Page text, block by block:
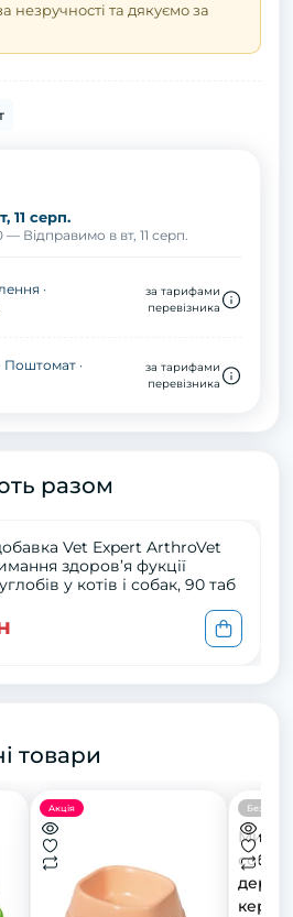
незручності та дякуємо за
11 серп.
Відправимо в вт, 11 серп.
·
за тарифами
перевізника
Поштомат ·
за тарифами
перевізника
разом
Vet Expert ArthroVet
здоров’я фукції
у котів і собак, 90 таб
товари
Акція
собак,